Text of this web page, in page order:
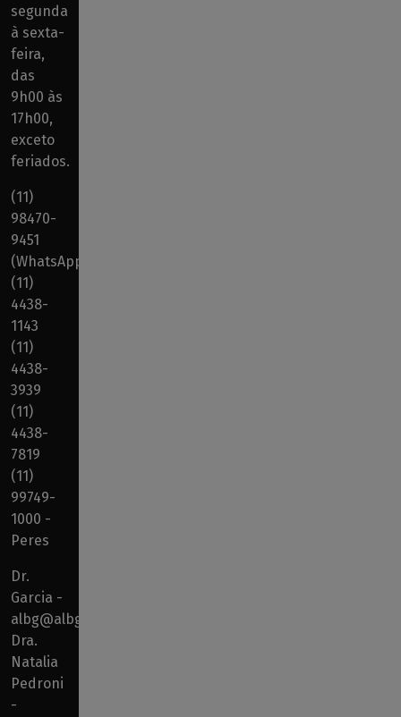
segunda
à sexta-
feira,
das
9h00 às
17h00,
exceto
feriados.
(11)
98470-
9451
(WhatsApp)
(11)
4438-
1143
(11)
4438-
3939
(11)
4438-
7819
(11)
99749-
1000 -
Peres
Dr.
Garcia -
albg@albg.com.br
Dra.
Natalia
Pedroni
-